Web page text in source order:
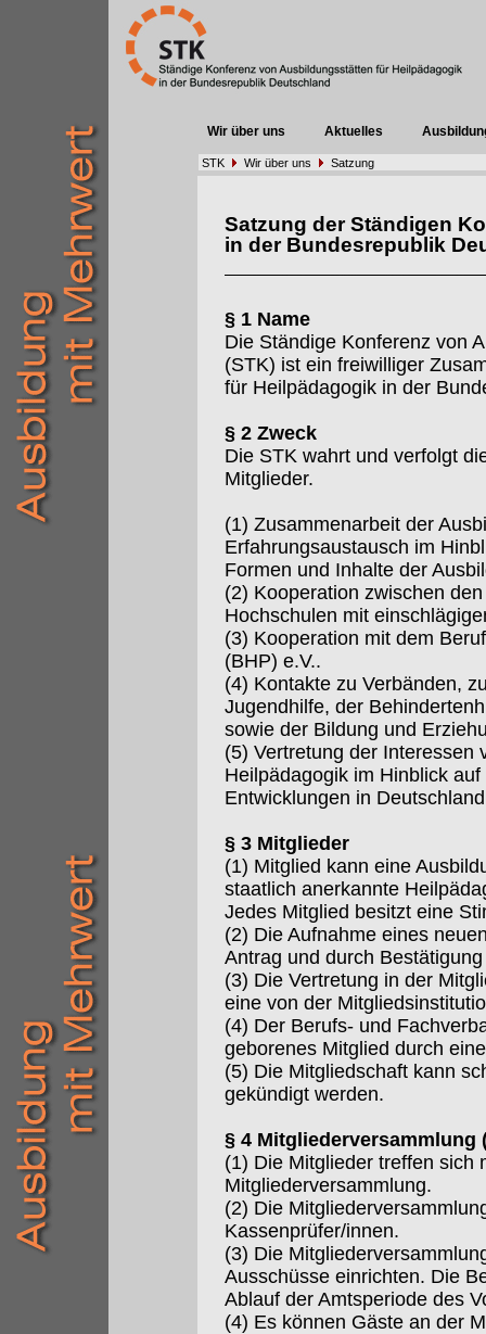
Wir über uns Aktuelles
STK Wir über uns Satzung
Satzung der Ständigen
in der Bundesrepublik
§ 1 Name
Die Ständige Konferenz von
(STK) ist ein freiwilliger
für Heilpädagogik in der
§ 2 Zweck
Die STK wahrt und verfolgt
Mitglieder.
(1) Zusammenarbeit der
Erfahrungsaustausch im
Formen und Inhalte der
(2) Kooperation zwischen
Hochschulen mit
(3) Kooperation mit dem
(BHP) e.V..
(4) Kontakte zu Verbänden,
Jugendhilfe, der
sowie der Bildung und
(5) Vertretung der Interessen
Heilpädagogik im Hinblick
Entwicklungen in
§ 3 Mitglieder
(1) Mitglied kann eine
staatlich anerkannte
Jedes Mitglied besitzt eine
(2) Die Aufnahme eines
Antrag und durch
(3) Die Vertretung in der
eine von der
(4) Der Berufs- und
geborenes Mitglied durch
(5) Die Mitgliedschaft kann
gekündigt werden.
§ 4 Mitgliederversammlung
(1) Die Mitglieder treffen sich
Mitgliederversammlung.
(2) Die
Kassenprüfer/innen.
(3) Die
Ausschüsse einrichten. Die
Ablauf der Amtsperiode des
(4) Es können Gäste an der